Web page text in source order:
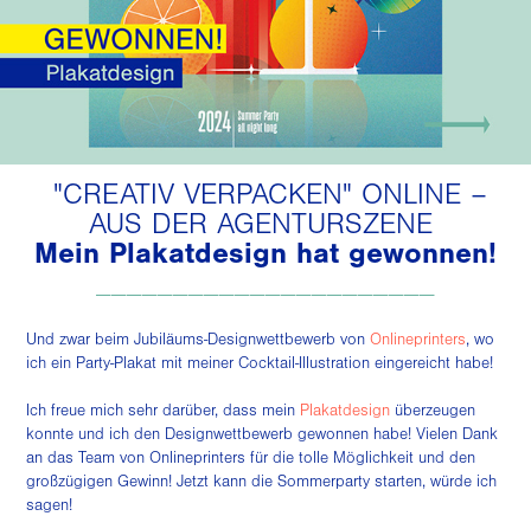
"CREATIV VERPACKEN" ONLINE –
AUS DER AGENTURSZENE
Mein Plakatdesign hat gewonnen!
Und zwar beim Jubiläums-Designwettbewerb vonOnlineprinters, wo
ich ein Party-Plakat mit meinerCocktail-Illustration eingereicht habe!
Ich freue mich sehr darüber, dass mein Plakatdesign überzeugen
konnte und ich den Designwettbewerb gewonnen habe! Vielen Dank
an das Team von Onlineprinters für die tolle Möglichkeit und den
großzügigen Gewinn! Jetzt kann die Sommerparty starten, würde ich
sagen!